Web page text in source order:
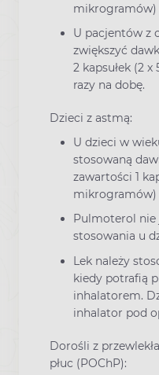
mikrogramów)
U pacjentów z
zwiększyć
2 kapsułek (2
razy na dobę.
Dzieci z astmą:
U dzieci w
stosowaną
zawartości 1
mikrogramów)
Pulmoterol nie
stosowania u
Lek należy
kiedy potrafią
inhalatorem.
inhalator pod
Dorośli z
płuc (POChP):